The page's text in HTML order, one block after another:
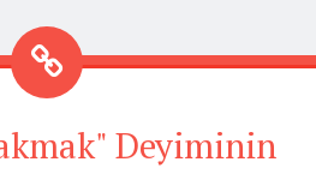
Deyiminin